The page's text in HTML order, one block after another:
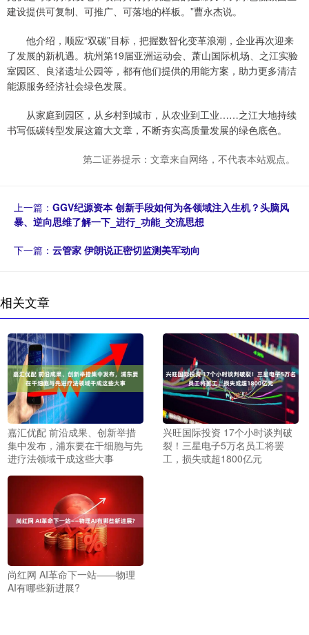
建设提供可复制、可推广、可落地的样板。”曹永杰说。
他介绍，顺应“双碳”目标，把握数智化变革浪潮，企业再次迎来
了发展的新机遇。杭州第19届亚洲运动会、萧山国际机场、之江实验
室园区、良渚遗址公园等，都有他们提供的用能方案，助力更多清洁
能源服务经济社会绿色发展。
从家庭到园区，从乡村到城市，从农业到工业……之江大地持续
书写低碳转型发展这篇大文章，不断夯实高质量发展的绿色底色。
第二证券提示：文章来自网络，不代表本站观点。
上一篇： GGV纪源资本 创新手段如何为各领域注入生机？头脑风
暴、逆向思维了解一下_进行_功能_交流思想
下一篇： 云管家 伊朗说正密切监测美军动向
相关文章
嘉汇优配 前沿成果、创新举措
集中发布，浦东要在干细胞与先
进疗法领域干成这些大事
兴旺国际投资 17个小时谈判破
裂！三星电子5万名员工将罢
工，损失或超1800亿元
尚红网 AI革命下一站——物理
AI有哪些新进展?